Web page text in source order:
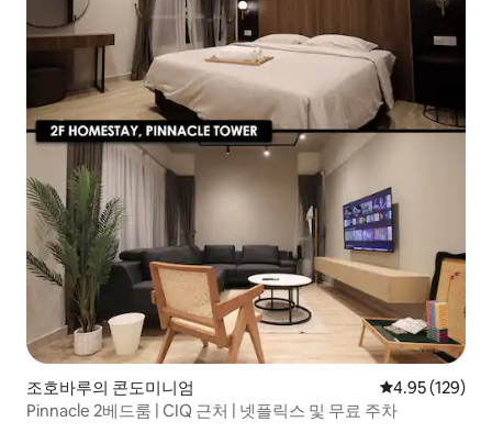
조호바루의 콘도미니엄 평점 4.95점(5
4.95 (129)
Pinnacle 2베드룸 | CIQ 근처 | 넷플릭스 및 무료 주차